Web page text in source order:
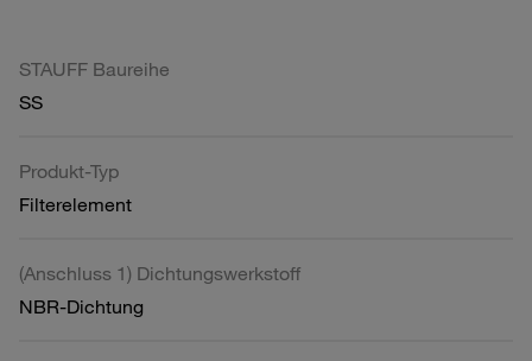
STAUFF Baureihe
SS
Produkt-Typ
Filterelement
(Anschluss 1) Dichtungswerkstoff
NBR-Dichtung